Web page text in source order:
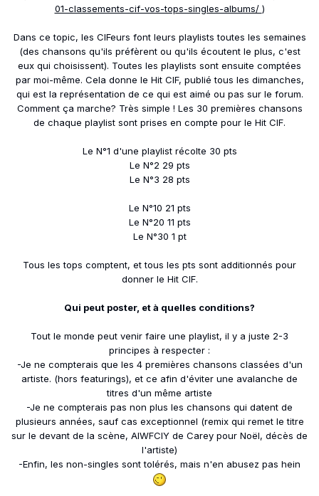
01-classements-cif-vos-tops-singles-albums/ )
Dans ce topic, les CIFeurs font leurs playlists toutes les semaines
(des chansons qu'ils préfèrent ou qu'ils écoutent le plus, c'est
eux qui choisissent). Toutes les playlists sont ensuite comptées
par moi-même. Cela donne le Hit CIF, publié tous les dimanches,
qui est la représentation de ce qui est aimé ou pas sur le forum.
Comment ça marche? Très simple ! Les 30 premières chansons
de chaque playlist sont prises en compte pour le Hit CIF.
Le N°1 d'une playlist récolte 30 pts
Le N°2 29 pts
Le N°3 28 pts
Le N°10 21 pts
Le N°20 11 pts
Le N°30 1 pt
Tous les tops comptent, et tous les pts sont additionnés pour
donner le Hit CIF.
Qui peut poster, et à quelles conditions?
Tout le monde peut venir faire une playlist, il y a juste 2-3
principes à respecter :
-Je ne compterais que les 4 premières chansons classées d'un
artiste. (hors featurings), et ce afin d'éviter une avalanche de
titres d'un même artiste
-Je ne compterais pas non plus les chansons qui datent de
plusieurs années, sauf cas exceptionnel (remix qui remet le titre
sur le devant de la scène, AIWFCIY de Carey pour Noël, décès de
l'artiste)
-Enfin, les non-singles sont tolérés, mais n'en abusez pas hein